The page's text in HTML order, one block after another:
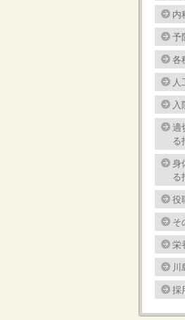
内
予
各
人
入
適
る
身
る
役
そ
栄
川
採